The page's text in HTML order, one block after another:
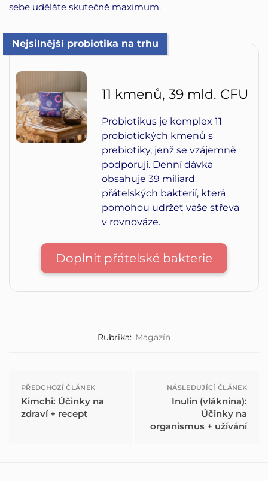
sebe uděláte skutečně maximum.
Nejsilnější probiotika na trhu
11 kmenů, 39 mld. CFU
Probiotikus je komplex 11
probiotických kmenů s
prebiotiky, jenž se vzájemně
podporují. Denní dávka
obsahuje 39 miliard
přátelských bakterií, která
pomohou udržet vaše střeva
v rovnováze.
Doplnit přátelské bakterie
Rubrika: Magazín
PŘEDCHOZÍ ČLÁNEK
Kimchi: Účinky na
zdraví + recept
NÁSLEDUJÍCÍ ČLÁNEK
Inulin (vláknina):
Účinky na
organismus + užívání